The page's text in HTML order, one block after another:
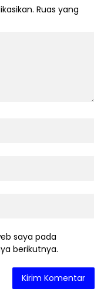
Ruas yang
saya pada
berikutnya.